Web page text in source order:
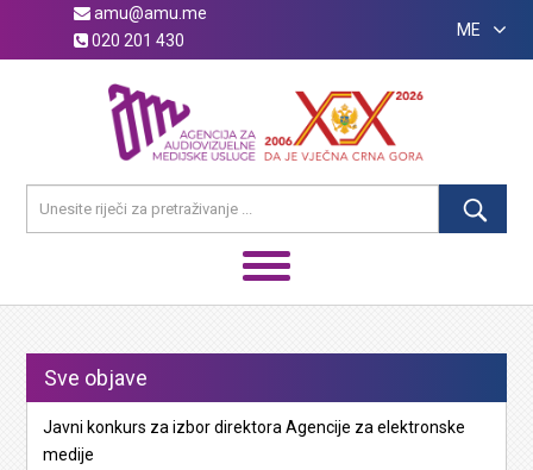
amu@amu.me
020 201 430
ME
Sve objave
Javni konkurs za izbor direktora Agencije za elektronske
medije